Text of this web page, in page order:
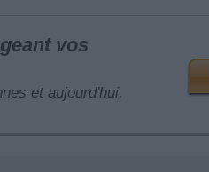
vos
et aujourd'hui,